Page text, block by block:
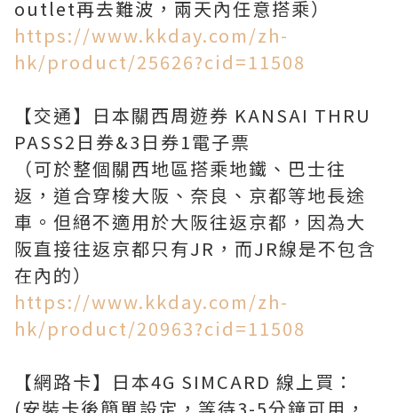
https://www.kkday.com/zh-
hk/product/25626?cid=11508
【交通】日本關西周遊券 KANSAI THRU
PASS2日券&3日券1電子票
（可於整個關西地區搭乘地鐵、巴士往
返，道合穿梭大阪、奈良、京都等地長途
車。但絕不適用於大阪往返京都，因為大
阪直接往返京都只有JR，而JR線是不包含
https://www.kkday.com/zh-
hk/product/20963?cid=11508
【網路卡】日本4G SIMCARD 線上買：